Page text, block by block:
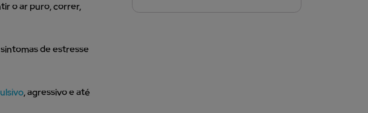
o ar puro, correr,
de estresse
, agressivo e até